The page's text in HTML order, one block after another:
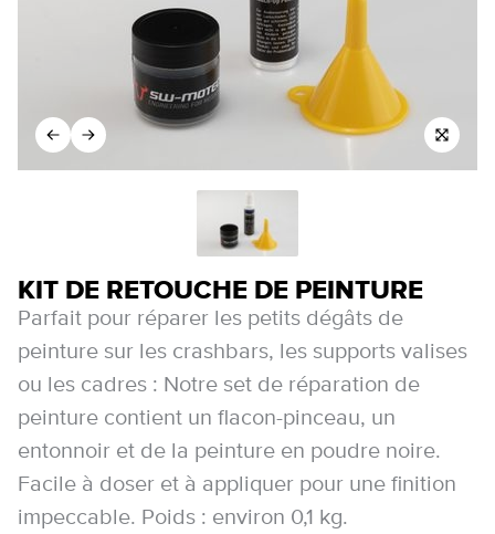
KIT DE RETOUCHE DE PEINTURE
Parfait pour réparer les petits dégâts de
peinture sur les crashbars, les supports valises
ou les cadres : Notre set de réparation de
peinture contient un flacon-pinceau, un
entonnoir et de la peinture en poudre noire.
Facile à doser et à appliquer pour une finition
impeccable. Poids : environ 0,1 kg.